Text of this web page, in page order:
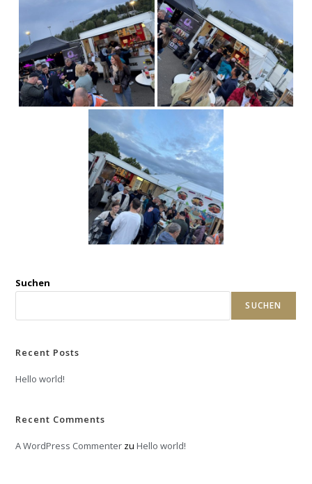
Suchen
SUCHEN
Recent Posts
Hello world!
Recent Comments
A WordPress Commenter zuHello world!